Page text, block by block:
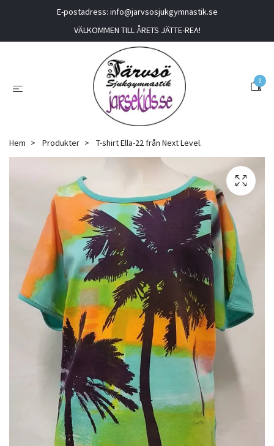
E-postadress: info@jarvsosjukgymnastik.se
VÄLKOMMEN TILL ÅRETS JÄTTE-REA!
0
Hem Produkter T-shirt Ella-22 från Next Level.